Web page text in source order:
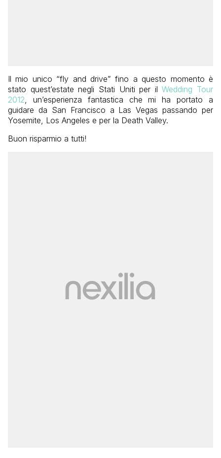
Il mio unico “fly and drive” fino a questo momento è
stato quest’estate negli Stati Uniti per ilWedding Tour
2012 , un’esperienza fantastica che mi ha portato a
guidare da San Francisco a Las Vegas passando per
Yosemite, Los Angeles e per la Death Valley.
Buon risparmio a tutti!